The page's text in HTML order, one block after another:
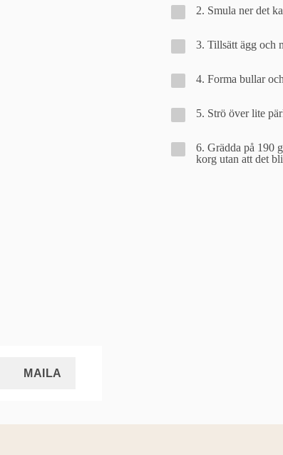
MAILA
2. Smula ner det
3. Tillsätt ägg och
4. Forma bullar
5. Strö över lite
6. Grädda på 190
korg utan att det